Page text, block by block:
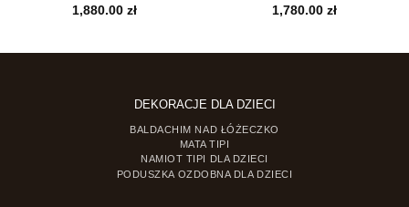
1,880.00 zł
1,780.00 zł
DEKORACJE DLA DZIECI
BALDACHIM NAD ŁÓŻECZKO
MATA TIPI
NAMIOT TIPI DLA DZIECI
PODUSZKA OZDOBNA DLA DZIECI